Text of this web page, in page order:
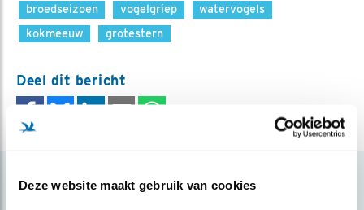
Deze website maakt gebruik van cookies
broedseizoen vogelgriep
watervogels
kokmeeuw
grotestern
Deel dit bericht
Gerelateerde items